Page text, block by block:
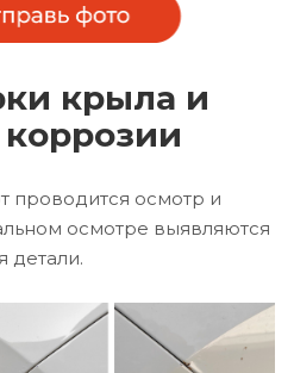
крыла и
проводится осмотр и
осмотре выявляются
детали.